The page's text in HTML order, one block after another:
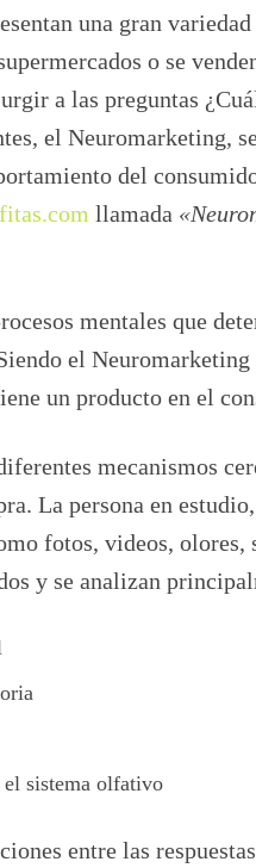
una gran
o se
a las preguntas
el Neuromarketing,
del
llamada
mentales que
el
un producto en el
mecanismos
La persona en
fotos, videos, olores,
y se analizan
sistema olfativo
entre las